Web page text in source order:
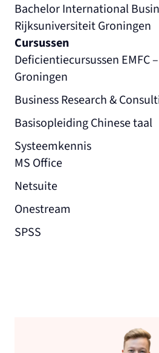
Bachelor International
Rijksuniversiteit Groningen
Cursussen
Deficientiecursussen EMFC
Groningen
Business Research &
Basisopleiding Chinese taal
Systeemkennis
MS Office
Netsuite
Onestream
SPSS